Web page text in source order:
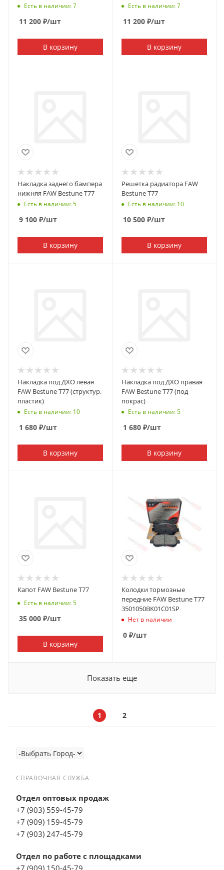
Есть в наличии: 7
11 200 ₽/шт
В корзину
Есть в наличии: 7
11 200 ₽/шт
В корзину
Накладка заднего бампера
нижняя FAW Bestune T77
Есть в наличии: 5
9 100 ₽/шт
В корзину
Решетка радиатора FAW
Bestune T77
Есть в наличии: 10
10 500 ₽/шт
В корзину
Накладка под ДХО левая
FAW Bestune T77 (структур.
пластик)
Есть в наличии: 10
1 680 ₽/шт
В корзину
Накладка под ДХО правая
FAW Bestune T77 (под
покрас)
Есть в наличии: 5
1 680 ₽/шт
В корзину
Капот FAW Bestune T77
Есть в наличии: 5
35 000 ₽/шт
В корзину
Колодки тормозные
передние FAW Bestune T77
3501050BK01C01SP
Нет в наличии
0 ₽/шт
Показать еще
1 2
СПРАВОЧНАЯ СЛУЖБА
Отдел оптовых продаж
+7 (903) 559-45-79
+7 (909) 159-45-79
+7 (903) 247-45-79
Отдел по работе с площадками
+7 (909) 150-45-79